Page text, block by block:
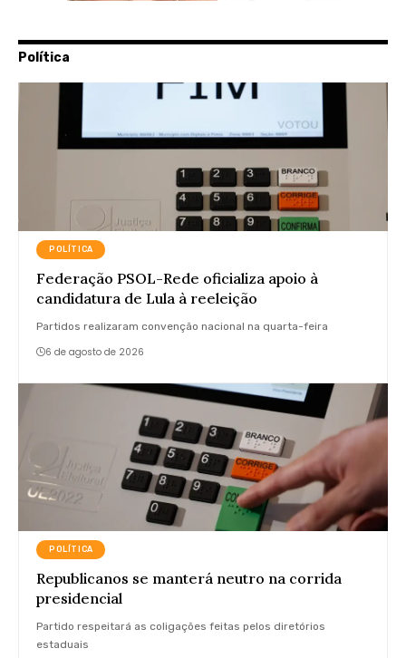
Política
POLÍTICA
Federação PSOL-Rede oficializa apoio à
candidatura de Lula à reeleição
Partidos realizaram convenção nacional na quarta-feira
6 de agosto de 2026
POLÍTICA
Republicanos se manterá neutro na corrida
presidencial
Partido respeitará as coligações feitas pelos diretórios
estaduais